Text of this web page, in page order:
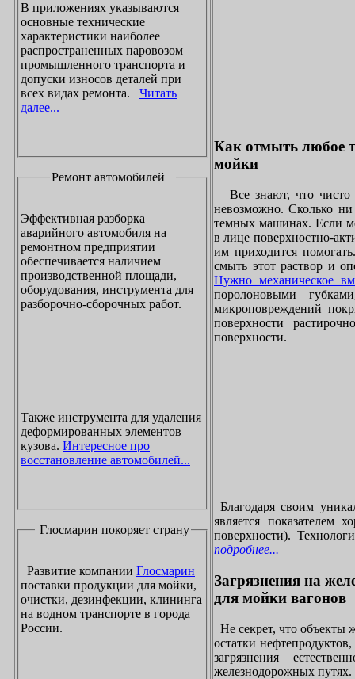
В приложениях указываются
основные технические
характеристики наиболее
распространенных паровозом
промышленного транспорта и
допуски износов деталей при
всех видах ремонта. Читать
далее...
Ремонт автомобилей
Эффективная разборка
аварийного автомобиля на
ремонтном предприятии
обеспечивается наличием
производственной площади,
оборудования, инструмента для
разборочно-сборочных работ.
Также инструмента для удаления
деформированных элементов
кузова. Интересное про
восстановление автомобилей...
Глосмарин покоряет страну
Развитие компании Глосмарин
поставки продукции для мойки,
очистки, дезинфекции, клининга
на водном транспорте в города
России.
Как отмыть любое
мойки
Все знают, что чисто
невозможно. Сколько
темных машинах. Если
в лице поверхностно-
им приходится
смыть этот раствор и
Нужно механическое
поролоновыми
микроповреждений
поверхности
поверхности.
Благодаря своим
является показателем
поверхности).
подробнее...
Загрязнения на
для мойки вагонов
Не секрет, что объекты
остатки нефтепродуктов,
загрязнения
железнодорожных путях.